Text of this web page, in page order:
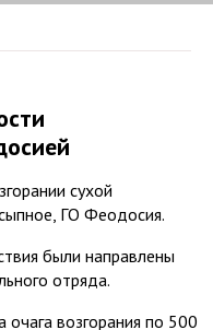
сухой
ГО Феодосия.
были направлены
отряда.
возгорания по 500